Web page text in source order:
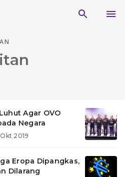
Agar OVO
Negara
Okt 2019
Eropa Dipangkas,
Dilarang